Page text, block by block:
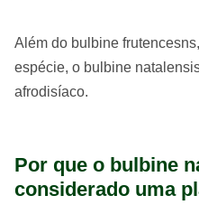
Além do bulbine
espécie, o bulbine
afrodisíaco.
Por que o bulbine
considerado uma